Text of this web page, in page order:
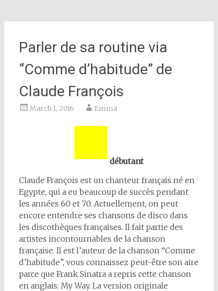
Parler de sa routine via
“Comme d’habitude” de
Claude François
March 1, 2016 Emma
débutant
Claude François est un chanteur français né en
Egypte, qui a eu beaucoup de succès pendant
les années 60 et 70. Actuellement, on peut
encore entendre ses chansons de disco dans
les discothèques françaises. Il fait partie des
artistes incontournables de la chanson
française. Il est l’auteur de la chanson “Comme
d’habitude”, vous connaissez peut-être son aire
parce que Frank Sinatra a repris cette chanson
en anglais: My Way. La version originale